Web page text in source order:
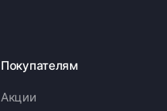
Покупателям
Акции